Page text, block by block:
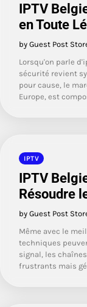
IPTV
en Toute
by Guest Post
Lorsqu'on parle
sécurité revient
pour cause, le
Europe, est
IPTV
IPTV
Résoudre
by Guest Post
Même avec le
techniques
signal, les
frustrants mais